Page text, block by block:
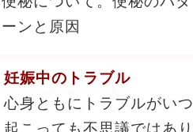
ーンと原因
妊娠中のトラブル
心身ともにトラブルがいつ
起こっても不思議ではあり